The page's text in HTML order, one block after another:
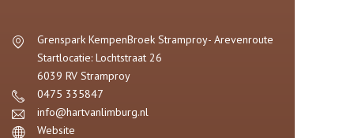
Grenspark KempenBroek Stramproy- Arevenroute
Startlocatie: Lochtstraat 26
6039 RV Stramproy
0475 335847
info@hartvanlimburg.nl
Website